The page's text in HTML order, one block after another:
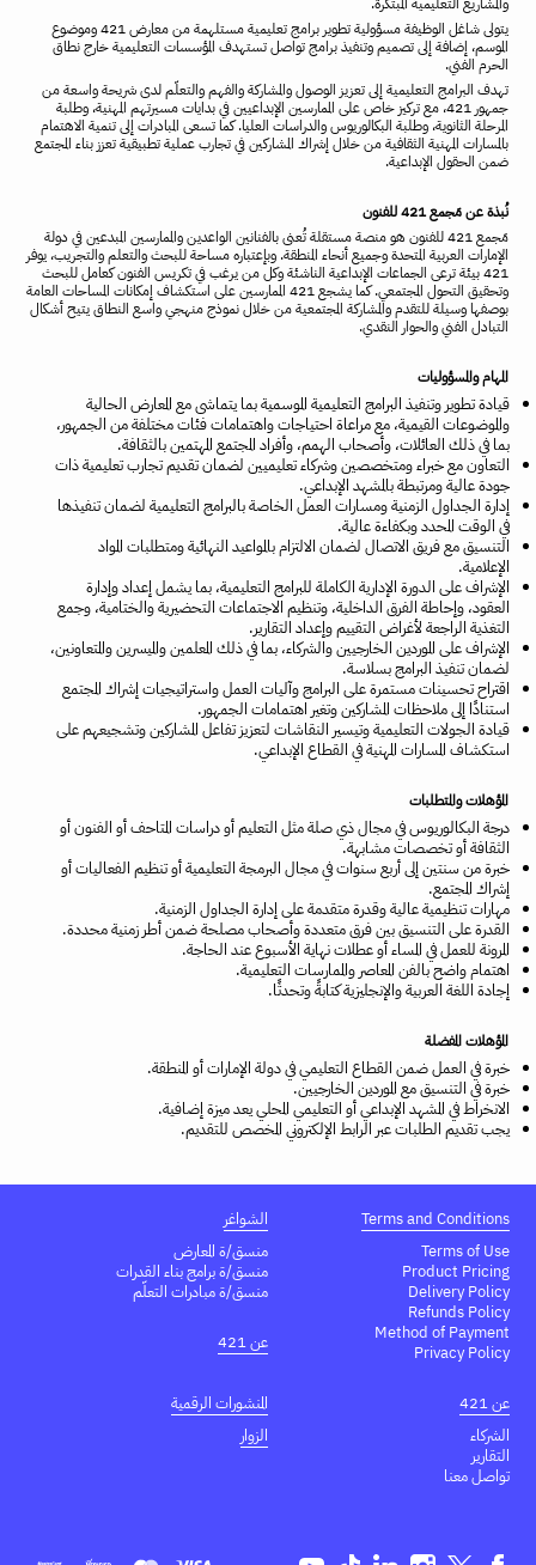
يتولى شاغل الوظيفة مسؤولية تطوير برامج تعليمية مستلهمة من معارض 421 وموضوع
الموسم، إضافة إلى تصميم وتنفيذ برامج تواصل تستهدف المؤسسات التعليمية خارج نطاق
الحرم الفني.
تهدف البرامج التعليمية إلى تعزيز الوصول والمشاركة والفهم والتعلّم لدى شريحة واسعة من
جمهور 421، مع تركيز خاص على الممارسين الإبداعيين في بدايات مسيرتهم المهنية، وطلبة
المرحلة الثانوية، وطلبة البكالوريوس والدراسات العليا. كما تسعى المبادرات إلى تنمية الاهتمام
بالمسارات المهنية الثقافية من خلال إشراك المشاركين في تجارب عملية تطبيقية تعزز بناء المجتمع
ضمن الحقول الإبداعية.
نُبذة عن مَجمع 421 للفنون
مَجمع 421 للفنون هو منصة مستقلة تُعنى بالفنانين الواعدين والممارسين المبدعين في دولة
الإمارات العربية المتحدة وجميع أنحاء المنطقة. وبإعتباره مساحة للبحث والتعلم والتجريب، يوفر
421 بيئة ترعى الجماعات الإبداعية الناشئة وكل من يرغب في تكريس الفنون كعامل للبحث
وتحقيق التحول المجتمعي. كما يشجع 421 الممارسين على استكشاف إمكانات المساحات العامة
بوصفها وسيلة للتقدم والمشاركة المجتمعية من خلال نموذج منهجي واسع النطاق يتيح أشكال
التبادل الفني والحوار النقدي.
المهام والمسؤوليات
قيادة تطوير وتنفيذ البرامج التعليمية الموسمية بما يتماشى مع المعارض الحالية
والموضوعات القيمية، مع مراعاة احتياجات واهتمامات فئات مختلفة من الجمهور،
بما في ذلك العائلات، وأصحاب الهمم، وأفراد المجتمع المهتمين بالثقافة.
التعاون مع خبراء ومتخصصين وشركاء تعليميين لضمان تقديم تجارب تعليمية ذات
جودة عالية ومرتبطة بالمشهد الإبداعي.
إدارة الجداول الزمنية ومسارات العمل الخاصة بالبرامج التعليمية لضمان تنفيذها
في الوقت المحدد وبكفاءة عالية.
التنسيق مع فريق الاتصال لضمان الالتزام بالمواعيد النهائية ومتطلبات المواد
الإعلامية.
الإشراف على الدورة الإدارية الكاملة للبرامج التعليمية، بما يشمل إعداد وإدارة
العقود، وإحاطة الفرق الداخلية، وتنظيم الاجتماعات التحضيرية والختامية، وجمع
التغذية الراجعة لأغراض التقييم وإعداد التقارير.
الإشراف على الموردين الخارجيين والشركاء، بما في ذلك المعلمين والميسرين والمتعاونين،
لضمان تنفيذ البرامج بسلاسة.
اقتراح تحسينات مستمرة على البرامج وآليات العمل واستراتيجيات إشراك المجتمع
استنادًا إلى ملاحظات المشاركين وتغير اهتمامات الجمهور.
قيادة الجولات التعليمية وتيسير النقاشات لتعزيز تفاعل المشاركين وتشجيعهم على
استكشاف المسارات المهنية في القطاع الإبداعي.
المؤهلات والمتطلبات
درجة البكالوريوس في مجال ذي صلة مثل التعليم أو دراسات المتاحف أو الفنون أو
الثقافة أو تخصصات مشابهة.
خبرة من سنتين إلى أربع سنوات في مجال البرمجة التعليمية أو تنظيم الفعاليات أو
إشراك المجتمع.
مهارات تنظيمية عالية وقدرة متقدمة على إدارة الجداول الزمنية.
القدرة على التنسيق بين فرق متعددة وأصحاب مصلحة ضمن أطر زمنية محددة.
المرونة للعمل في المساء أو عطلات نهاية الأسبوع عند الحاجة.
اهتمام واضح بالفن المعاصر والممارسات التعليمية.
إجادة اللغة العربية والإنجليزية كتابةً وتحدثًا.
المؤهلات المفضلة
خبرة في العمل ضمن القطاع التعليمي في دولة الإمارات أو المنطقة.
خبرة في التنسيق مع الموردين الخارجيين.
الانخراط في المشهد الإبداعي أو التعليمي المحلي يعد ميزة إضافية.
يجب تقديم الطلبات عبر الرابط الإلكتروني المخصص للتقديم.
Terms and Conditions
Terms of Use
Product Pricing
Delivery Policy
Refunds Policy
Method of Payment
Privacy Policy
الشواغر
منسق/ة المعارض
منسق/ة برامج بناء القدرات
منسق/ة مبادرات التعلّم
عن 421
عن 421
الشركاء
التقارير
تواصل معنا
المنشورات الرقمية
الزوار